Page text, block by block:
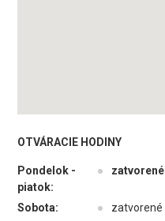
OTVÁRACIE HODINY
Pondelok -
piatok:
● zatvorené
Sobota: ●
zatvorené